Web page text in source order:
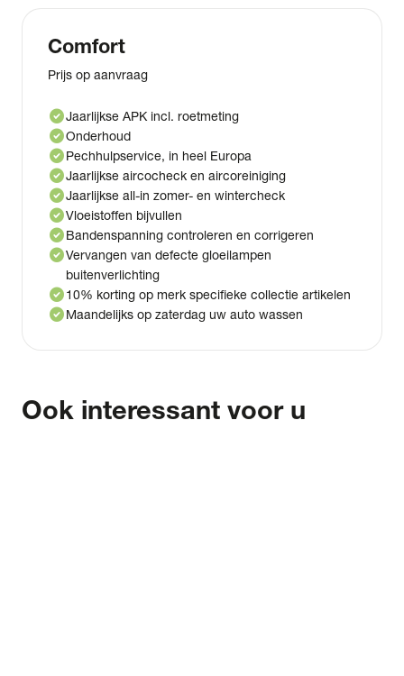
Comfort
Prijs op aanvraag
check_circleJaarlijkse APK incl. roetmeting
check_circleOnderhoud
check_circlePechhulpservice, in heel Europa
check_circleJaarlijkse aircocheck en aircoreiniging
check_circleJaarlijkse all-in zomer- en wintercheck
check_circleVloeistoffen bijvullen
check_circleBandenspanning controleren en corrigeren
check_circleVervangen van defecte gloeilampen
buitenverlichting
check_circle10% korting op merk specifieke collectie artikelen
check_circleMaandelijks op zaterdag uw auto wassen
Ook interessant voor u